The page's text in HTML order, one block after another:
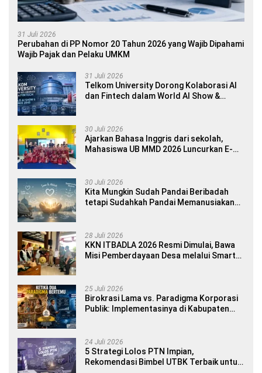
31 Juli 2026
Perubahan di PP Nomor 20 Tahun 2026 yang Wajib Dipahami
Wajib Pajak dan Pelaku UMKM
31 Juli 2026
Telkom University Dorong Kolaborasi AI
dan Fintech dalam World AI Show &
30 Juli 2026
Ajarkan Bahasa Inggris dari sekolah,
Mahasiswa UB MMD 2026 Luncurkan E-
30 Juli 2026
Kita Mungkin Sudah Pandai Beribadah
tetapi Sudahkah Pandai Memanusiakan
28 Juli 2026
KKN ITBADLA 2026 Resmi Dimulai, Bawa
Misi Pemberdayaan Desa melalui Smart
25 Juli 2026
Birokrasi Lama vs. Paradigma Korporasi
Publik: Implementasinya di Kabupaten
24 Juli 2026
5 Strategi Lolos PTN Impian,
Rekomendasi Bimbel UTBK Terbaik untuk